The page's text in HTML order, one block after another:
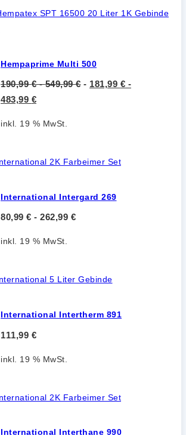
Hempaprime Multi 500
190,99€-549,99€- 181,99 € -
483,99 €
inkl. 19 % MwSt.
International Intergard 269
80,99 € - 262,99 €
inkl. 19 % MwSt.
International Intertherm 891
111,99 €
inkl. 19 % MwSt.
International Interthane 990